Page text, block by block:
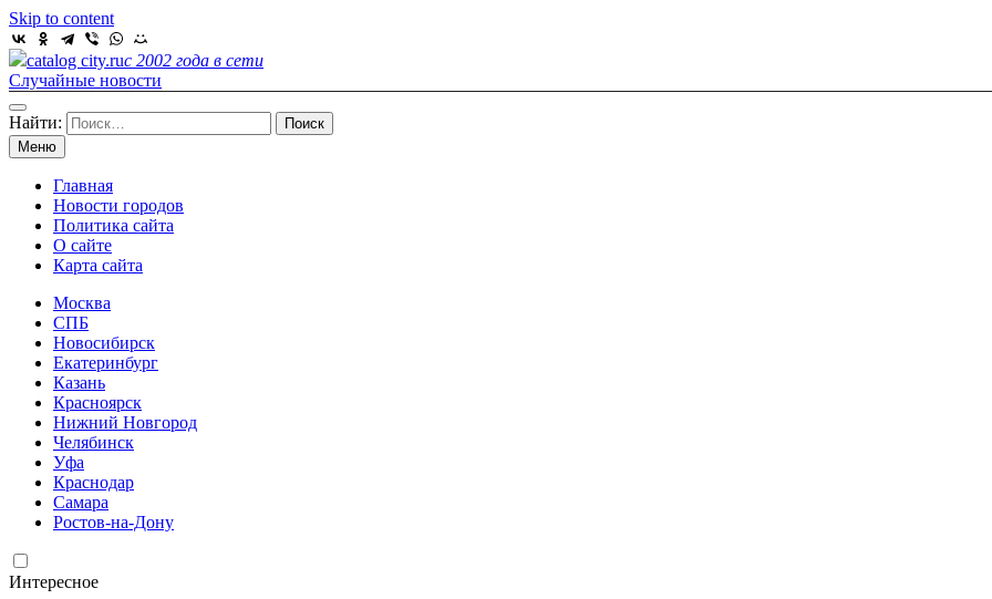
Skip to content
catalog city.ruс 2002 года в сети
Случайные новости
Найти:
Меню
Главная
Новости городов
Политика сайта
О сайте
Карта сайта
Москва
СПБ
Новосибирск
Екатеринбург
Казань
Красноярск
Нижний Новгород
Челябинск
Уфа
Краснодар
Самара
Ростов-на-Дону
Интересное